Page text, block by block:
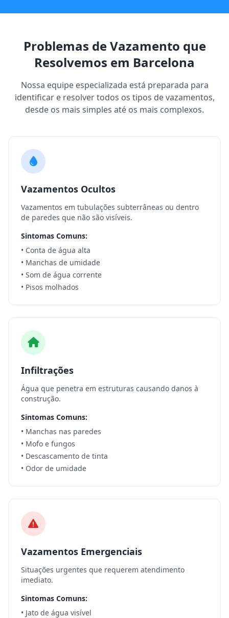
Problemas de Vazamento que
Resolvemos em Barcelona
Nossa equipe especializada está preparada para
identificar e resolver todos os tipos de vazamentos,
desde os mais simples até os mais complexos.
Vazamentos Ocultos
Vazamentos em tubulações subterrâneas ou dentro
de paredes que não são visíveis.
Sintomas Comuns:
• Conta de água alta
• Manchas de umidade
• Som de água corrente
• Pisos molhados
Infiltrações
Água que penetra em estruturas causando danos à
construção.
Sintomas Comuns:
• Manchas nas paredes
• Mofo e fungos
• Descascamento de tinta
• Odor de umidade
Vazamentos Emergenciais
Situações urgentes que requerem atendimento
imediato.
Sintomas Comuns:
• Jato de água visível